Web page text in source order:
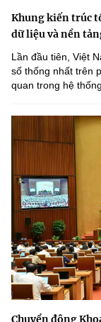
Khung kiến trúc
dữ liệu và nền
Lần đầu tiên, Việt
số thống nhất trên
quan trong hệ
Chuyển động